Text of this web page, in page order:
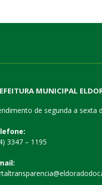
MUNICIPAL
de segunda a sexta
3347 – 1195